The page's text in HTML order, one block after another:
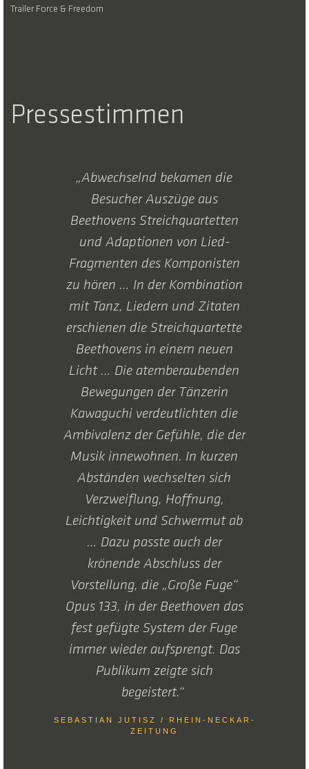
Trailer Force & Freedom
Pressestimmen
„Abwechselnd bekamen die
Besucher Auszüge aus
Beethovens Streichquartetten
und Adaptionen von Lied-
Fragmenten des Komponisten
zu hören … In der Kombination
mit Tanz, Liedern und Zitaten
erschienen die Streichquartette
Beethovens in einem neuen
Licht … Die atemberaubenden
Bewegungen der Tänzerin
Kawaguchi verdeutlichten die
Ambivalenz der Gefühle, die der
Musik innewohnen. In kurzen
Abständen wechselten sich
Verzweiflung, Hoffnung,
Leichtigkeit und Schwermut ab
… Dazu passte auch der
krönende Abschluss der
Vorstellung, die „Große Fuge“
Opus 133, in der Beethoven das
fest gefügte System der Fuge
immer wieder aufsprengt. Das
Publikum zeigte sich
begeistert.“
SEBASTIAN JUTISZ / RHEIN-NECKAR-
ZEITUNG